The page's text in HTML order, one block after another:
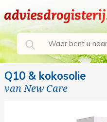
Q10 & kokosolie
vanNew Care